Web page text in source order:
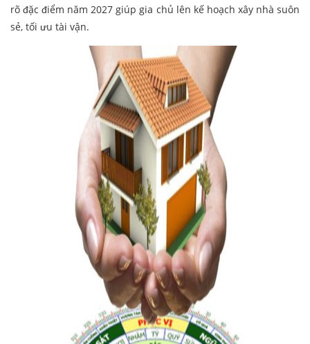
rõ đặc điểm năm 2027 giúp gia chủ lên kế hoạch xây nhà suôn
sẻ, tối ưu tài vận.